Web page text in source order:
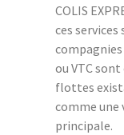
COLIS
ces services
ou VTC
flottes
comme une
principale.